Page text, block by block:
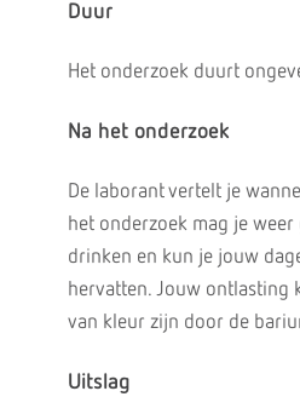
Duur
Het onderzoek duurt
Na het onderzoek
De laborant vertelt je
het onderzoek mag je
drinken en kun je jouw
hervatten. Jouw ontlasting
van kleur zijn door de
Uitslag